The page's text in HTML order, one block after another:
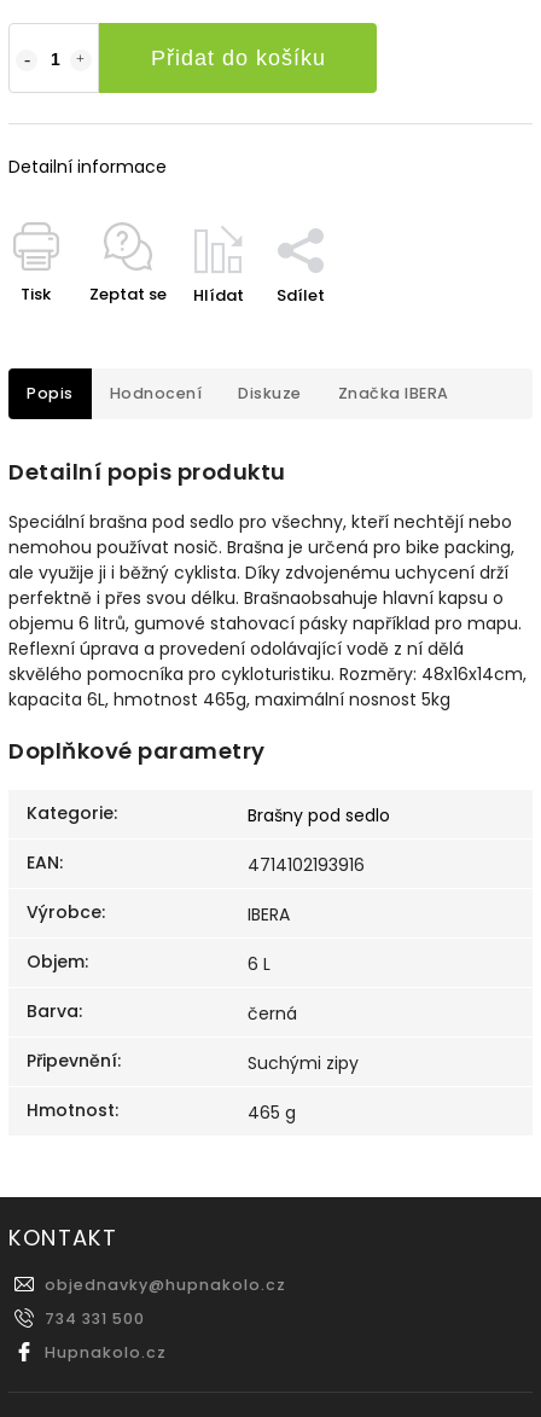
Přidat do košíku
Detailní informace
Tisk Zeptat se Hlídat Sdílet
Popis Hodnocení Diskuze Značka IBERA
Detailní popis produktu
Speciální brašna pod sedlo pro všechny, kteří nechtějí nebo
nemohou používat nosič. Brašna je určená pro bike packing,
ale využije ji i běžný cyklista. Díky zdvojenému uchycení drží
perfektně i přes svou délku. Brašnaobsahuje hlavní kapsu o
objemu 6 litrů, gumové stahovací pásky například pro mapu.
Reflexní úprava a provedení odolávající vodě z ní dělá
skvělého pomocníka pro cykloturistiku. Rozměry: 48x16x14cm,
kapacita 6L, hmotnost 465g, maximální nosnost 5kg
Doplňkové parametry
Kategorie:
Brašny pod sedlo
EAN:
4714102193916
Výrobce:
IBERA
Objem:
6 L
Barva:
černá
Připevnění:
Suchými zipy
Hmotnost: 465 g
KONTAKT
objednavky@hupnakolo.cz
734 331 500
Hupnakolo.cz